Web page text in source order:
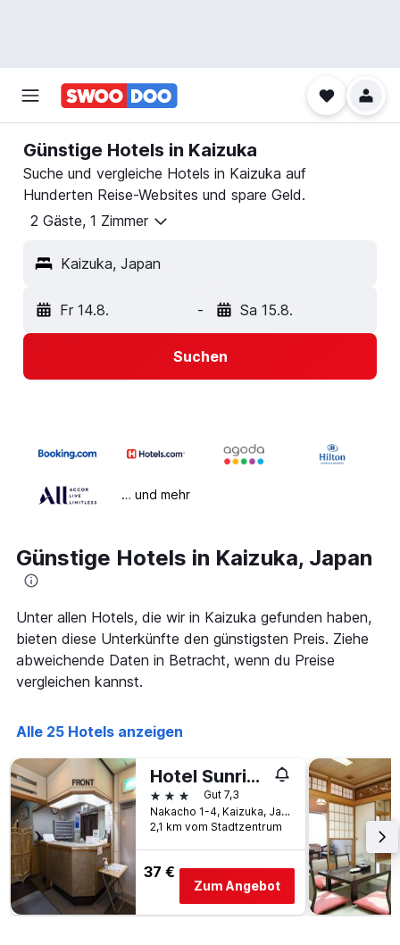
Günstige Hotels in Kaizuka
Suche und vergleiche Hotels in Kaizuka auf
Hunderten Reise-Websites und spare Geld.
2 Gäste, 1 Zimmer
Kaizuka, Japan
Fr 14.8. - Sa 15.8.
Suchen
… und mehr
Günstige Hotels in Kaizuka, Japan
Unter allen Hotels, die wir in Kaizuka gefunden haben,
bieten diese Unterkünfte den günstigsten Preis. Ziehe
abweichende Daten in Betracht, wenn du Preise
vergleichen kannst.
Alle 25 Hotels anzeigen
Hotel Sunrise Inn
3 SterneGut 7,3
Nakacho 1-4, Kaizuka, Japan
2,1 km vom Stadtzentrum
37 €
Zum Angebot